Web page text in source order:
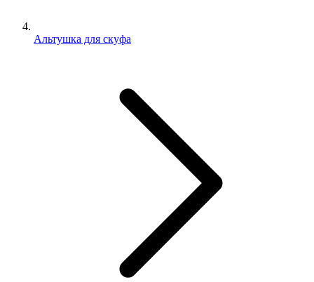
Альтушка для скуфа